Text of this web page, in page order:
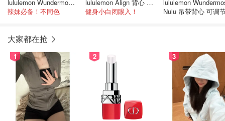
lululemon Wundermost 吊带上衣
辣妹必备！不同色
lululemon Align 背心 轻支撑 A/B杯
健身小白闭眼入！
lululemon
Nulu 吊带背心 可调
大家都在抢
1 2 3